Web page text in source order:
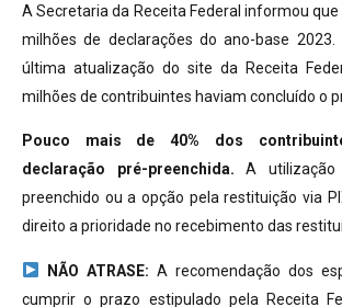
A Secretaria da Receita Federal informou
milhões de declarações do ano-base
última atualização do site da Receita
milhões de contribuintes haviam concluído o
Pouco mais de 40% dos
declaração pré-preenchida. A
preenchido ou a opção pela restituição via
direito a prioridade no recebimento das
NÃO ATRASE: A recomendação dos
cumprir o prazo estipulado pela Receita